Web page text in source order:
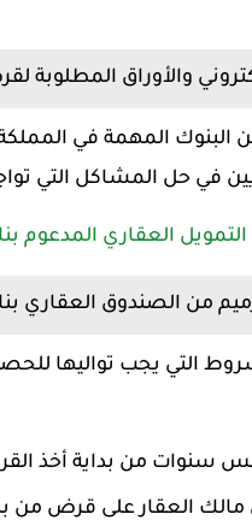
والأوراق المطلوبة
البنوك المهمة في
في حل المشاكل التي
العقاري المدعوم بنك
من الصندوق العقاري بنك
التي يجب تواليها
سنوات من بداية أخذ
العقار على قرض من